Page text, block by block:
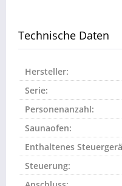
Technische Daten
Hersteller:
Serie:
Personenanzahl:
Saunaofen:
Enthaltenes
Steuerung: